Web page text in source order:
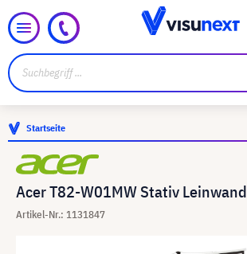
Startseite
Acer T82-W01MW Stativ Leinwand
Artikel-Nr.: 1131847